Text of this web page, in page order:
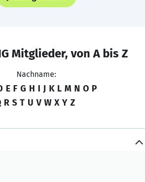
Mitglieder, von A bis Z
Nachname:
E F G H I J K L M N O P
R S T U V W X Y Z